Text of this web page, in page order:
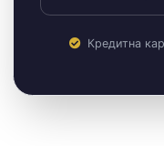
Кредитна